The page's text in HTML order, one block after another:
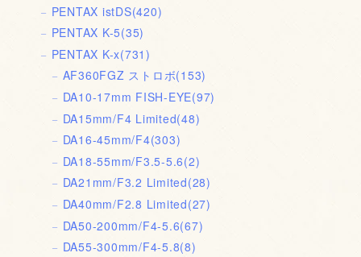
PENTAX istDS(420)
PENTAX K-5(35)
PENTAX K-x(731)
AF360FGZ ストロボ(153)
DA10-17mm FISH-EYE(97)
DA15mm/F4 Limited(48)
DA16-45mm/F4(303)
DA18-55mm/F3.5-5.6(2)
DA21mm/F3.2 Limited(28)
DA40mm/F2.8 Limited(27)
DA50-200mm/F4-5.6(67)
DA55-300mm/F4-5.8(8)